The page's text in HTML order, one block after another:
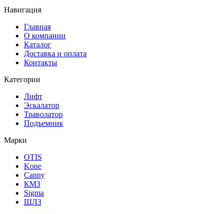
Навигация
Главная
О компании
Каталог
Доставка и оплата
Контакты
Категории
Лифт
Эскалатор
Траволатор
Подъемник
Марки
OTIS
Kone
Canny
КМЗ
Sigma
ЩЛЗ